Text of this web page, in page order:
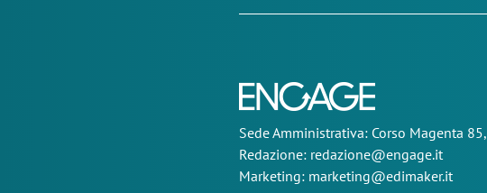
SedeAmministrativa: Corso Magenta 85,
Redazione: redazione@engage.it
Marketing: marketing@edimaker.it